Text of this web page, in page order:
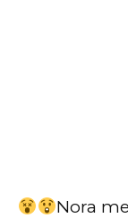
Nora